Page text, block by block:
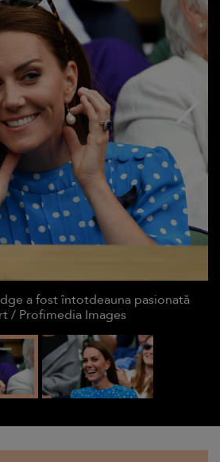
a fost întotdeauna pasionată
/ Profimedia Images